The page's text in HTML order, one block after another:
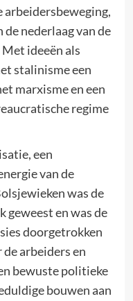
arbeidersbeweging,
de nederlaag van de
ideeën als
stalinisme een
marxisme en een
regime
een
van de
was de
en was de
doorgetrokken
arbeiders en
bewuste politieke
bouwen aan